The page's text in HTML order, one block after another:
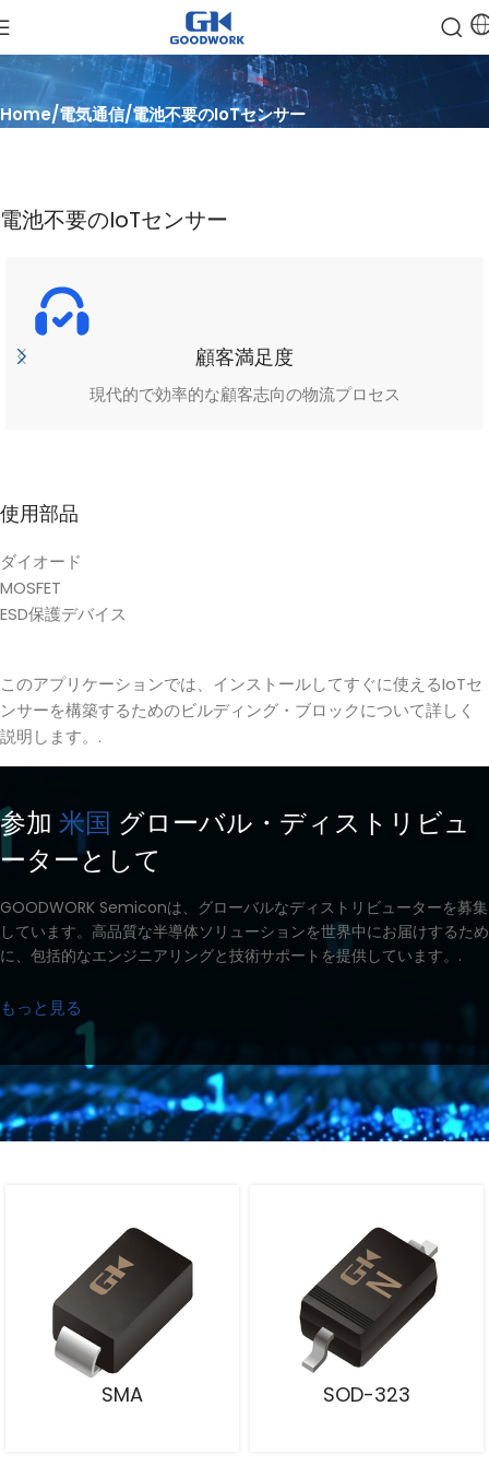
Home 電気通信 電池不要のIoTセンサー
電池不要のIoTセンサー
顧客満足度
現代的で効率的な顧客志向の物流プロセス
使用部品
ダイオード
MOSFET
ESD保護デバイス
このアプリケーションでは、インストールしてすぐに使えるIoTセ
ンサーを構築するためのビルディング・ブロックについて詳しく
説明します。.
参加 米国 グローバル・ディストリビュ
ーターとして
GOODWORK Semiconは、グローバルなディストリビューターを募集
しています。高品質な半導体ソリューションを世界中にお届けするため
に、包括的なエンジニアリングと技術サポートを提供しています。.
もっと見る
SMA SOD-323